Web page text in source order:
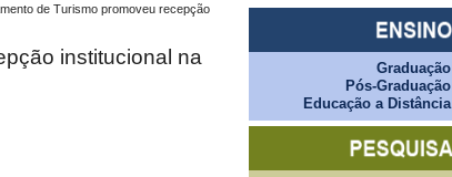
de Turismo promoveu recepção
institucional na
Graduação
Pós-Graduação
Educação a Distância